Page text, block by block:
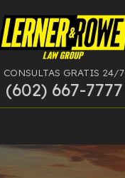
CONSULTAS GRATIS 24/7
(602) 667-7777